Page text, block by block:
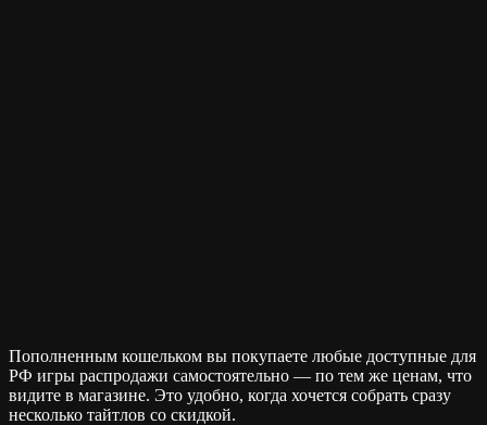
Пополненным кошельком вы покупаете любые доступные для
РФ игры распродажи самостоятельно — по тем же ценам, что
видите в магазине. Это удобно, когда хочется собрать сразу
несколько тайтлов со скидкой.